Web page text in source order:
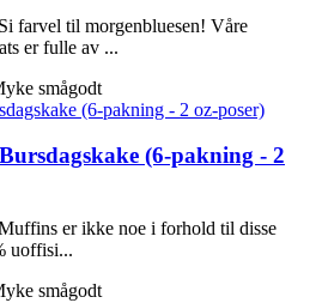
farvel til morgenbluesen! Våre
er fulle av ...
smågodt
(6-pakning - 2
er ikke noe i forhold til disse
uoffisi...
smågodt